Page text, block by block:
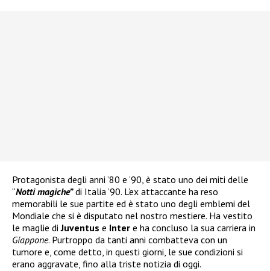
Protagonista degli anni ’80 e ’90, è stato uno dei miti delle
“Notti magiche”di Italia ’90. L’ex attaccante ha reso
memorabili le sue partite ed è stato uno degli emblemi del
Mondiale che si è disputato nel nostro mestiere. Ha vestito
le maglie diJuventus e Inter e ha concluso la sua carriera in
Giappone. Purtroppo da tanti anni combatteva con un
tumore e, come detto, in questi giorni, le sue condizioni si
erano aggravate, fino alla triste notizia di oggi.